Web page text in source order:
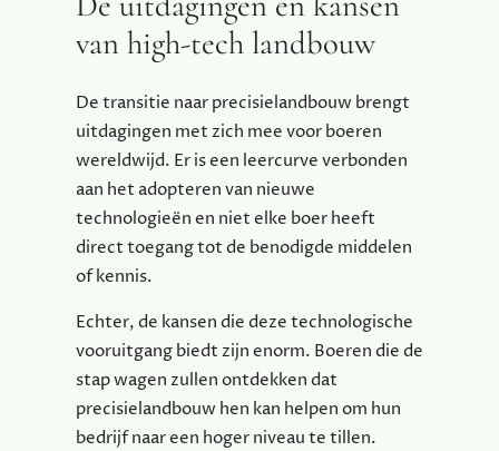
van high-tech landbouw
De transitie naar precisielandbouw brengt
uitdagingen met zich mee voor boeren
wereldwijd. Er is een leercurve verbonden
aan het adopteren van nieuwe
technologieën en niet elke boer heeft
direct toegang tot de benodigde middelen
of kennis.
Echter, de kansen die deze technologische
vooruitgang biedt zijn enorm. Boeren die de
stap wagen zullen ontdekken dat
precisielandbouw hen kan helpen om hun
bedrijf naar een hoger niveau te tillen.